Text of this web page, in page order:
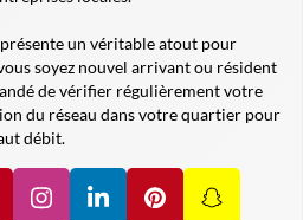
un véritable atout pour
soyez nouvel arrivant ou résident
de vérifier régulièrement votre
du réseau dans votre quartier pour
débit.